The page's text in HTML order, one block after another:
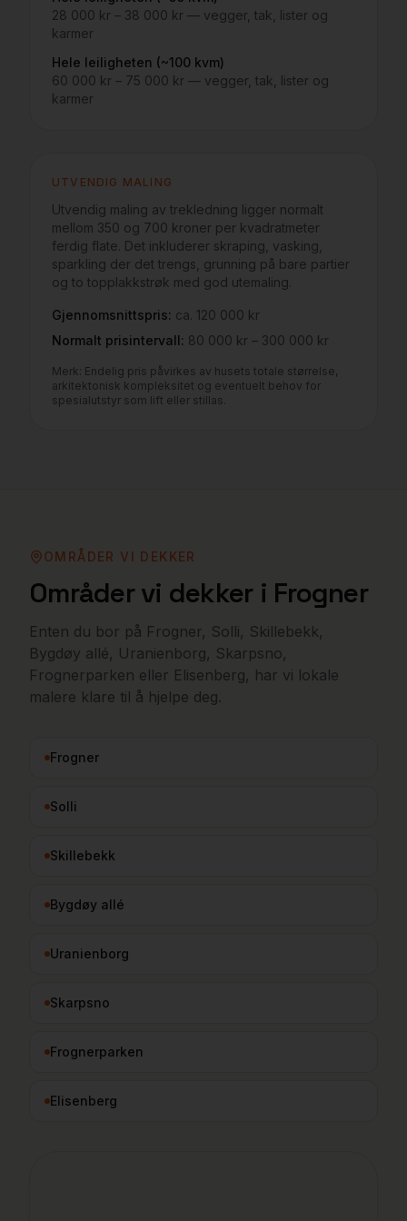
28 000 kr – 38 000 kr — vegger, tak, lister og
karmer
Hele leiligheten (~100 kvm)
60 000 kr – 75 000 kr — vegger, tak, lister og
karmer
UTVENDIG MALING
Utvendig maling av trekledning ligger normalt
mellom 350 og 700 kroner per kvadratmeter
ferdig flate. Det inkluderer skraping, vasking,
sparkling der det trengs, grunning på bare partier
og to topplakkstrøk med god utemaling.
Gjennomsnittspris: ca. 120 000 kr
Normalt prisintervall: 80 000 kr – 300 000 kr
Merk: Endelig pris påvirkes av husets totale størrelse,
arkitektonisk kompleksitet og eventuelt behov for
spesialutstyr som lift eller stillas.
OMRÅDER VI DEKKER
Områder vi dekker i Frogner
Enten du bor på Frogner, Solli, Skillebekk,
Bygdøy allé, Uranienborg, Skarpsno,
Frognerparken eller Elisenberg, har vi lokale
malere klare til å hjelpe deg.
Frogner
Solli
Skillebekk
Bygdøy allé
Uranienborg
Skarpsno
Frognerparken
Elisenberg